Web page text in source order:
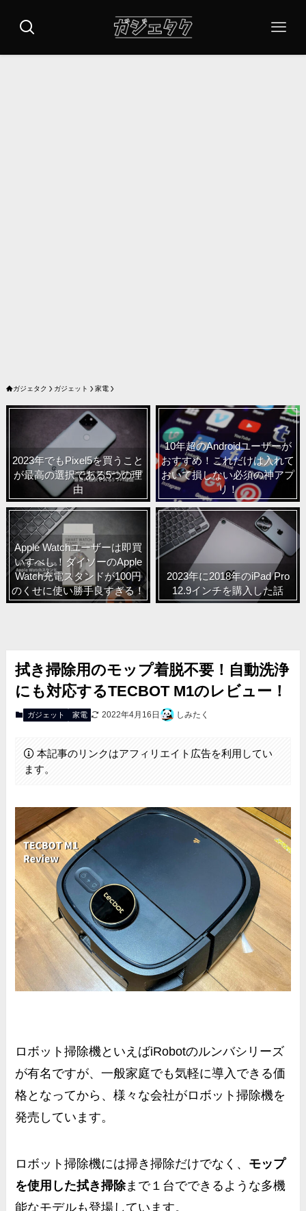
ガジェタク ガジェット 家電
2023年でもPixel5を買うこと
が最高の選択である5つの理
由
10年超のAndroidユーザーが
おすすめ！これだけは入れて
おいて損しない必須の神アプ
リ！
Apple Watchユーザーは即買
いすべし！ダイソーのApple
Watch充電スタンドが100円
のくせに使い勝手良すぎる！
2023年に2018年のiPad Pro
12.9インチを購入した話
拭き掃除用のモップ着脱不要！自動洗浄
にも対応するTECBOT M1のレビュー！
ガジェット 家電 2022年4月16日 しみたく
本記事のリンクはアフィリエイト広告を利用してい
ます。
ロボット掃除機といえばiRobotのルンバシリーズ
が有名ですが、一般家庭でも気軽に導入できる価
格となってから、様々な会社がロボット掃除機を
発売しています。
ロボット掃除機には掃き掃除だけでなく、 モップ
を使用した拭き掃除まで１台でできるような多機
能なモデルも登場しています。